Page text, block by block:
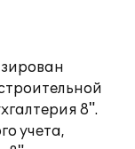
8".
учета,